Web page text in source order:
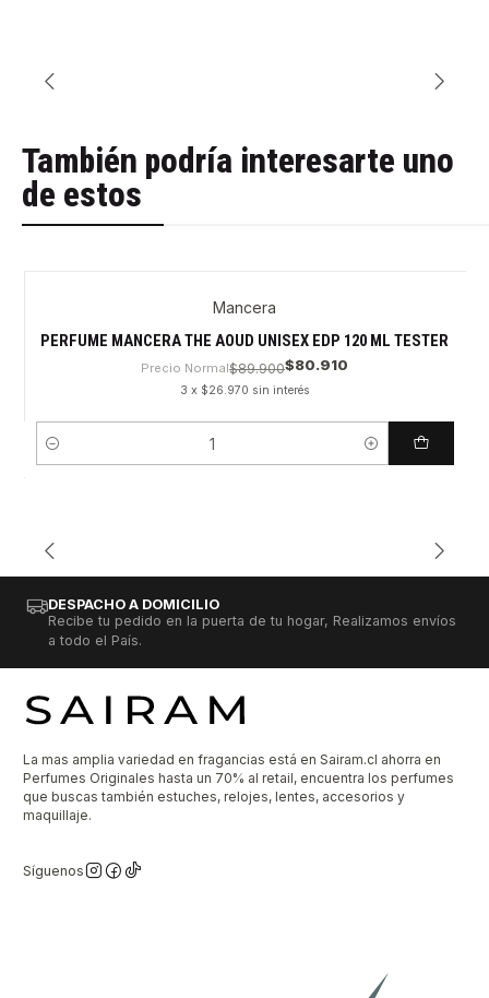
También podría interesarte uno
de estos
Mancera
PERFUME MANCERA THE AOUD UNISEX EDP 120 ML TESTER
Precio Normal$89.900$80.910
3 x $26.970 sin interés
Cantidad
DESPACHO A DOMICILIO
Recibe tu pedido en la puerta de tu hogar, Realizamos envíos
a todo el País.
La mas amplia variedad en fragancias está en Sairam.cl ahorra en
Perfumes Originales hasta un 70% al retail, encuentra los perfumes
que buscas también estuches, relojes, lentes, accesorios y
maquillaje.
Síguenos